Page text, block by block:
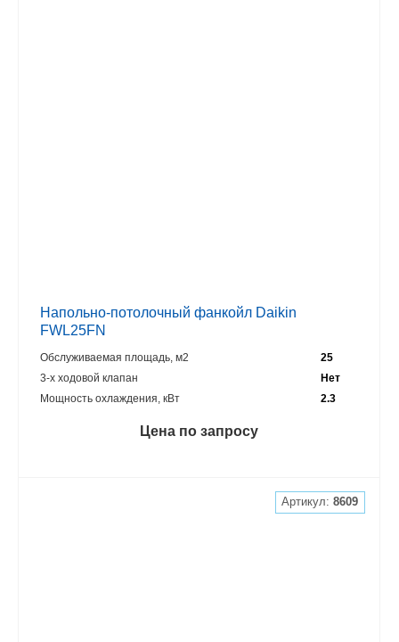
Напольно-потолочный фанкойл Daikin
FWL25FN
Обслуживаемая площадь, м2
25
3-х ходовой клапан
Нет
Мощность охлаждения, кВт
2.3
Цена по запросу
Артикул:8609